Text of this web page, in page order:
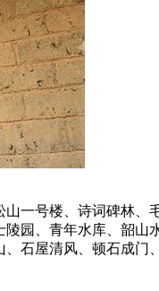
一号楼、诗词碑林、
园、青年水库、韶山
石屋清风、顿石成